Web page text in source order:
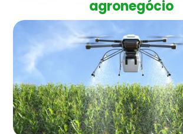
agronegócio